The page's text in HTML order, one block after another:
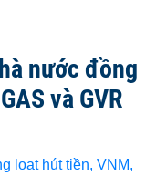
nước đồng
và GVR